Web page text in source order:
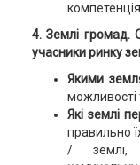
4. Землі громад.
учасники ринку
Якими
можливості
Які землі
правильно
/ землі,